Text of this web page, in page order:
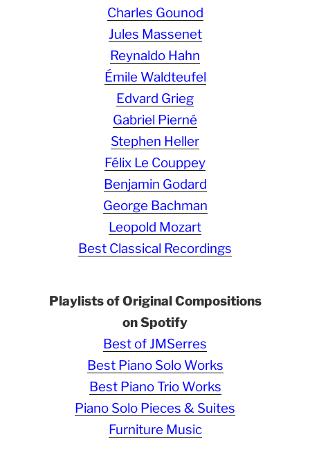
Charles Gounod
Jules Massenet
Reynaldo Hahn
Émile Waldteufel
Edvard Grieg
Gabriel Pierné
Stephen Heller
Félix Le Couppey
Benjamin Godard
George Bachman
Leopold Mozart
Best Classical Recordings
Playlists of Original Compositions
on Spotify
Best of JMSerres
Best Piano Solo Works
Best Piano Trio Works
Piano Solo Pieces & Suites
Furniture Music